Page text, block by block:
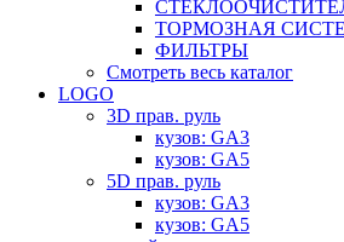
ТОРМОЗНАЯ
ФИЛЬТРЫ
Смотреть весь каталог
LOGO
3D прав. руль
кузов: GA3
кузов: GA5
5D прав. руль
кузов: GA3
кузов: GA5